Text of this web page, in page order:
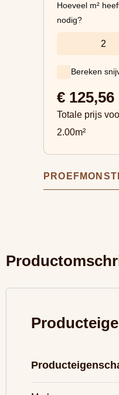
Hoeveel m²
nodig?
Bereken
€ 125,56
Totale prijs
2.00m²